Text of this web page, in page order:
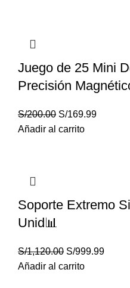
Juego de 25 Mini
Precisión
S/200.00 S/169.99
Añadir al carrito
Soporte Extremo
Unid📊
S/1,120.00 S/999.99
Añadir al carrito